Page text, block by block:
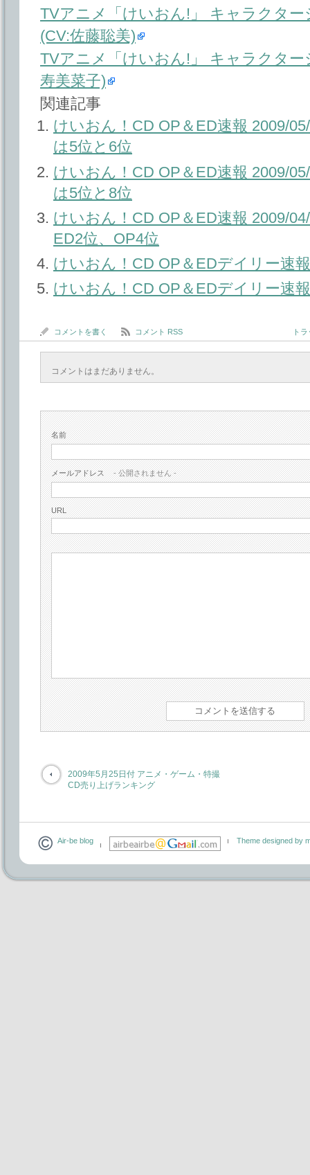
TVアニメ「けいおん!」 キャラクター
(CV:佐藤聡美)
TVアニメ「けいおん!」 キャラクター
寿美菜子)
関連記事
けいおん！CD OP＆ED速報 2009/
は5位と6位
けいおん！CD OP＆ED速報 2009/
は5位と8位
けいおん！CD OP＆ED速報 2009/
ED2位、OP4位
けいおん！CD OP＆EDデイリー速
けいおん！CD OP＆EDデイリー速
コメントを書く コメント RSS ト
コメントはまだありません。
名前
メールアドレス - 公開されません -
URL
2009年5月25日付 アニメ・ゲーム・特撮
CD売り上げランキング
Air-be blog Theme designed by